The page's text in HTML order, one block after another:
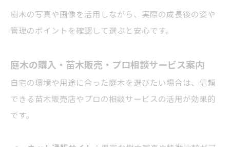
樹木の写真や画像を活用しながら、実際の成長後の姿や
管理のポイントを確認して選ぶと安心です。
庭木の購入・苗木販売・プロ相談サービス案内
自宅の環境や用途に合った庭木を選びたい場合は、信頼
できる苗木販売店やプロの相談サービスの活用が効果的
です。